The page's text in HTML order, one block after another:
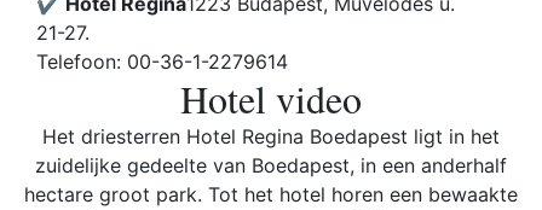
21-27.
Telefoon: 00-36-1-2279614
Hotel video
Het driesterren Hotel Regina Boedapest ligt in het
zuidelijke gedeelte van Boedapest, in een anderhalf
hectare groot park. Tot het hotel horen een bewaakte